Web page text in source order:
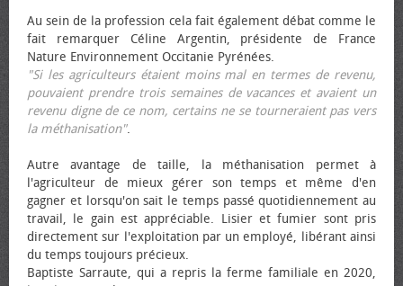
Au sein de la profession cela fait également débat comme le
fait remarquer Céline Argentin, présidente de France
Nature Environnement Occitanie Pyrénées.
"Si les agriculteurs étaient moins mal en termes de revenu,
pouvaient prendre trois semaines de vacances et avaient un
revenu digne de ce nom, certains ne se tourneraient pas vers
la méthanisation".
Autre avantage de taille, la méthanisation permet à
l'agriculteur de mieux gérer son temps et même d'en
gagner et lorsqu'on sait le temps passé quotidiennement au
travail, le gain est appréciable. Lisier et fumier sont pris
directement sur l'exploitation par un employé, libérant ainsi
du temps toujours précieux.
Baptiste Sarraute, qui a repris la ferme familiale en 2020,